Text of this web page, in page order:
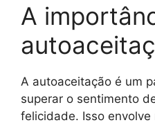
A
A autoaceitação é um
superar o sentimento
felicidade. Isso